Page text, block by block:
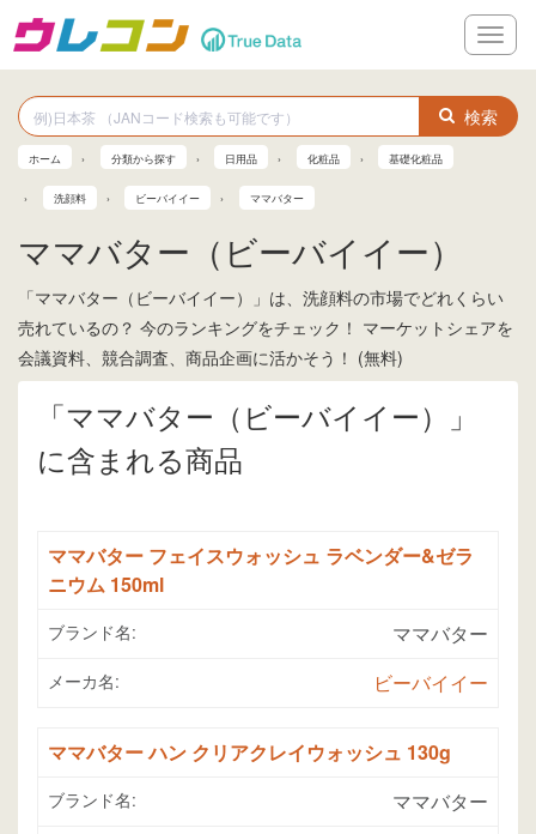
メ
ニ
ー
検索
ホーム 分類から探す 日用品 化粧品 基礎化粧品
洗顔料 ビーバイイー ママバター
ママバター（ビーバイイー）
「ママバター（ビーバイイー）」は、洗顔料の市場でどれくらい
売れているの？ 今のランキングをチェック！ マーケットシェアを
会議資料、競合調査、商品企画に活かそう！ (無料)
「ママバター（ビーバイイー）」
に含まれる商品
ママバター フェイスウォッシュ ラベンダー&ゼラ
ニウム 150ml
ブランド名: ママバター
メーカ名: ビーバイイー
ママバター ハン クリアクレイウォッシュ 130g
ブランド名: ママバター